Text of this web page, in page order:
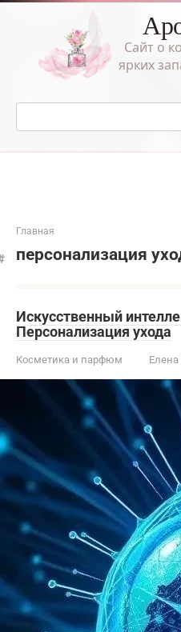
Перейти
Сайт о
ярких
Поиск:
Главная
персонализация
Искусственный
Персонализация ухода
Косметика и парфюм Елена